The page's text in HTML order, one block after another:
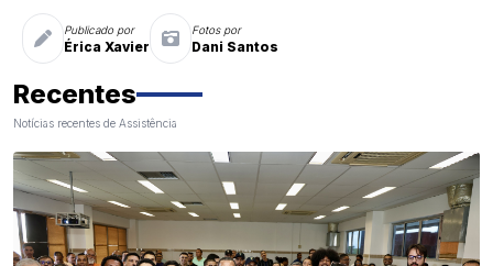
Publicado por
Érica Xavier
Fotos por
Dani Santos
Recentes
Notícias recentes de Assistência